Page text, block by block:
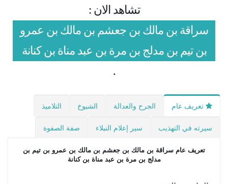
تشاهد الان :
سراقة بن مالك بن جعشم بن مالك بن عمرو
بن تيم بن مدلج بن مرة بن عبد مناة بن كنانة
.
تعريف عام الجرح والعدالة الشيوخ التلاميذ
سيرته في التهذيب سير إعلام النبلاء صفة الصفوة
تعريف عام سراقة بن مالك بن جعشم بن مالك بن عمرو بن تيم بن
مدلج بن مرة بن عبد مناة بن كنانة